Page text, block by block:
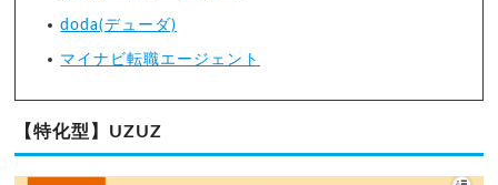
doda(デューダ)
マイナビ転職エージェント
【特化型】UZUZ